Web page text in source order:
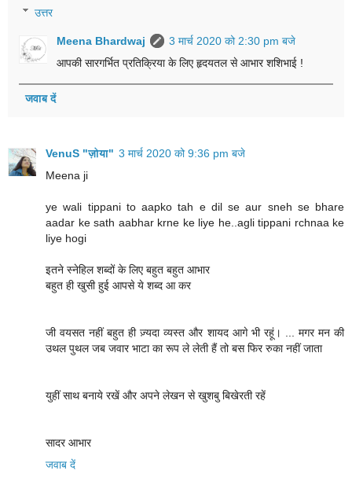
उत्तर
Meena Bhardwaj
3 मार्च 2020 को 2:30 pm बजे
आपकी सारगर्भित प्रतिक्रिया के लिए हृदयतल से आभार शशिभाई !
जवाब दें
VenuS "ज़ोया" 3 मार्च 2020 को 9:36 pm बजे
Meena ji
ye wali tippani to aapko tah e dil se aur sneh se bhare
aadar ke sath aabhar krne ke liye he..agli tippani rchnaa ke
liye hogi
इतने स्नेहिल शब्दों के लिए बहुत बहुत आभार
बहुत ही खुसी हुई आपसे ये शब्द आ कर
जी वयसत नहीं बहुत ही ज़्यदा व्यस्त और शायद आगे भी रहूं। ... मगर मन की
उथल पुथल जब जवार भाटा का रूप ले लेती हैं तो बस फिर रुका नहीं जाता
युहीं साथ बनाये रखें और अपने लेखन से खुशबु बिखेरती रहें
सादर आभार
जवाब दें